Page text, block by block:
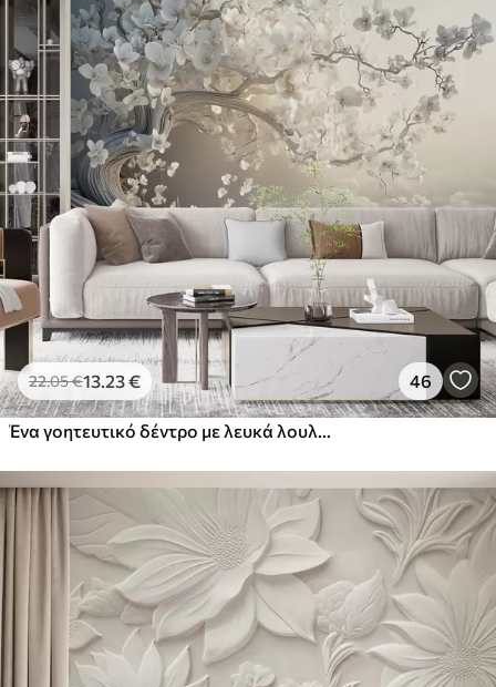
εφαρμογής
Διαθέσιμα υλικά
Στάνταρ
44 .9826.99€/m²
Πρίμιουμ
56 34.00
Premium βινύλιο
65.00 39 .00 €/m²
Peel and Stick
81.6749.00€/m²
22.05€13 .23€ 46